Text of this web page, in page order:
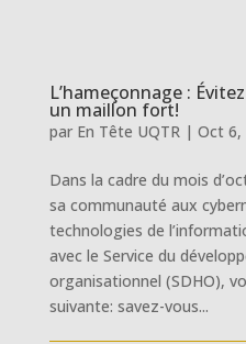
L’hameçonnage :
un maillon fort!
par En Tête UQTR| Oct 6,
Dans la cadre du mois
sa communauté aux
technologies de
avec le Service du
organisationnel (SDHO),
suivante: savez-vous...